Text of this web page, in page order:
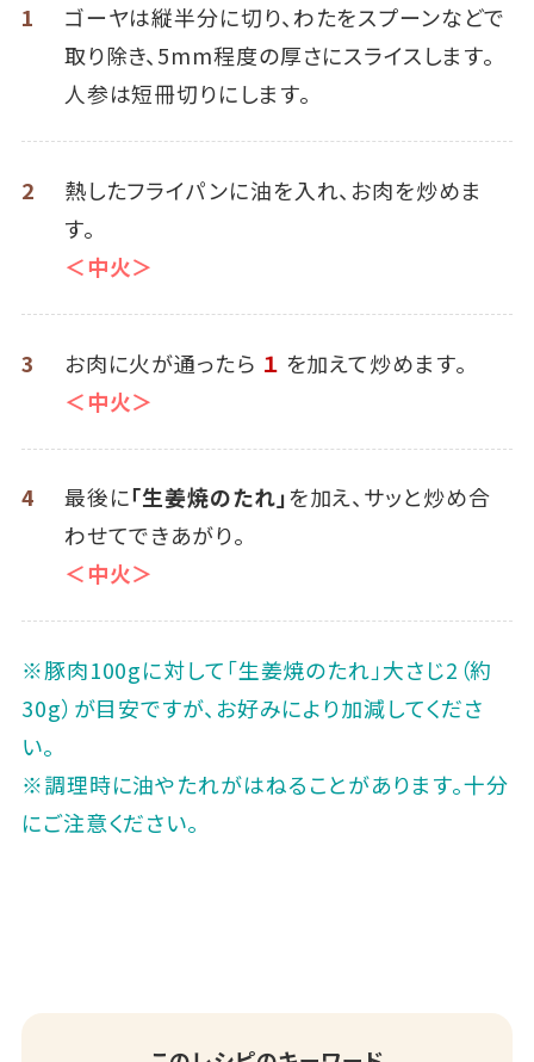
1
ゴーヤは縦半分に切り、わたをスプーンなどで
取り除き、5mm程度の厚さにスライスします。
人参は短冊切りにします。
2
熱したフライパンに油を入れ、お肉を炒めま
す。
＜中火＞
3 お肉に火が通ったら １ を加えて炒めます。
＜中火＞
4 最後に「生姜焼のたれ」を加え、サッと炒め合
わせてできあがり。
＜中火＞
※豚肉100gに対して「生姜焼のたれ」大さじ2（約
30g）が目安ですが、お好みにより加減してくださ
い。
※調理時に油やたれがはねることがあります。十分
にご注意ください。